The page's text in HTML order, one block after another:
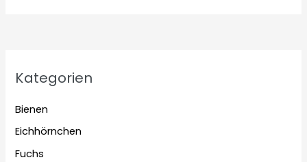
Kategorien
Bienen
Eichhörnchen
Fuchs